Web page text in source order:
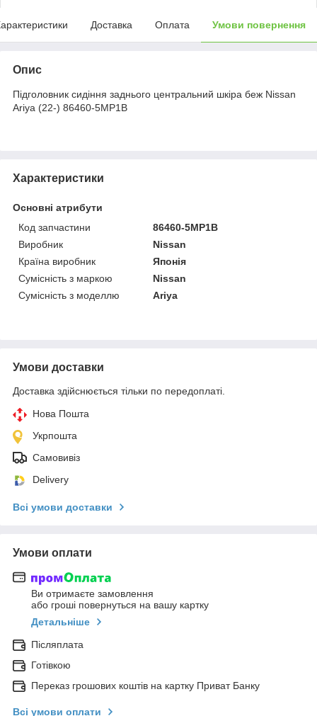
Доставка Оплата Умови повернення
Опис
Підголовник сидіння заднього центральний шкіра беж Nissan
Ariya (22-) 86460-5MP1B
Характеристики
Основні атрибути
Код запчастини
86460-5MP1B
Виробник
Nissan
Країна виробник
Японія
Сумісність з маркою
Nissan
Сумісність з моделлю
Ariya
Умови доставки
Доставка здійснюється тільки по передоплаті.
Нова Пошта
Укрпошта
Самовивіз
Delivery
Всі умови доставки
Умови оплати
Ви отримаєте замовлення
або гроші повернуться на вашу картку
Детальніше
Післяплата
Готівкою
Переказ грошових коштів на картку Приват Банку
Всі умови оплати